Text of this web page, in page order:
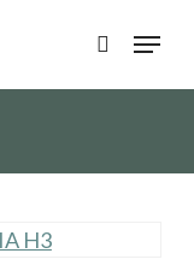
search
Menu